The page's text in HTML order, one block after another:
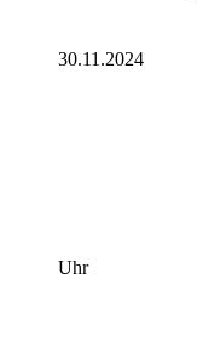
30.11.2024
Uhr